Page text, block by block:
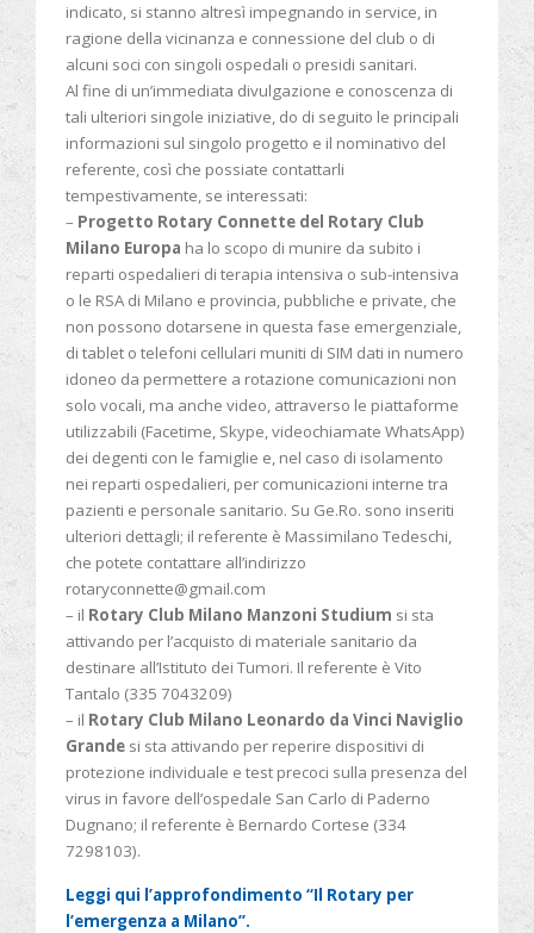
indicato, si stanno altresì impegnando in service, in
ragione della vicinanza e connessione del club o di
alcuni soci con singoli ospedali o presidi sanitari.
Al fine di un’immediata divulgazione e conoscenza di
tali ulteriori singole iniziative, do di seguito le principali
informazioni sul singolo progetto e il nominativo del
referente, così che possiate contattarli
tempestivamente, se interessati:
– Progetto Rotary Connette del Rotary Club
Milano Europa ha lo scopo di munire da subito i
reparti ospedalieri di terapia intensiva o sub-intensiva
o le RSA di Milano e provincia, pubbliche e private, che
non possono dotarsene in questa fase emergenziale,
di tablet o telefoni cellulari muniti di SIM dati in numero
idoneo da permettere a rotazione comunicazioni non
solo vocali, ma anche video, attraverso le piattaforme
utilizzabili (Facetime, Skype, videochiamate WhatsApp)
dei degenti con le famiglie e, nel caso di isolamento
nei reparti ospedalieri, per comunicazioni interne tra
pazienti e personale sanitario. Su Ge.Ro. sono inseriti
ulteriori dettagli; il referente è Massimilano Tedeschi,
che potete contattare all’indirizzo
rotaryconnette@gmail.com
– il Rotary Club Milano Manzoni Studium si sta
attivando per l’acquisto di materiale sanitario da
destinare all’Istituto dei Tumori. Il referente è Vito
Tantalo (335 7043209)
– il Rotary Club Milano Leonardo da Vinci Naviglio
Grande si sta attivando per reperire dispositivi di
protezione individuale e test precoci sulla presenza del
virus in favore dell’ospedale San Carlo di Paderno
Dugnano; il referente è Bernardo Cortese (334
7298103).
Leggi qui l’approfondimento “Il Rotary per
l’emergenza a Milano”.